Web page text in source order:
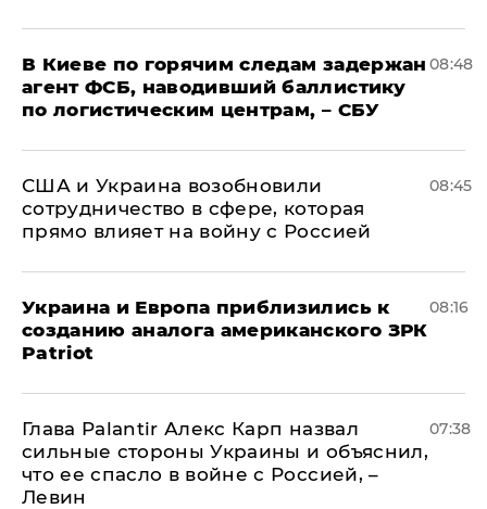
В Киеве по горячим следам задержан
агент ФСБ, наводивший баллистику
по логистическим центрам, – СБУ
08:48
США и Украина возобновили
сотрудничество в сфере, которая
прямо влияет на войну с Россией
08:45
Украина и Европа приблизились к
созданию аналога американского ЗРК
Patriot
08:16
Глава Palantir Алекс Карп назвал
сильные стороны Украины и объяснил,
что ее спасло в войне с Россией, –
Левин
07:38